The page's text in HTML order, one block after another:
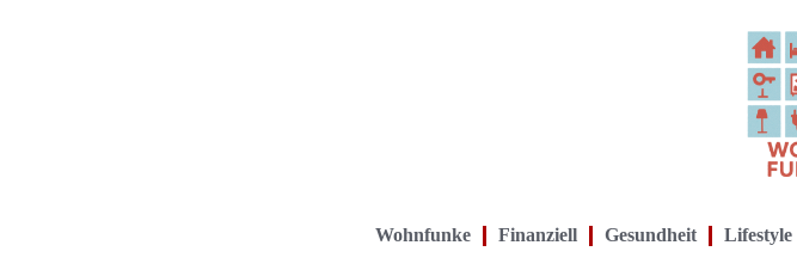
Wohnfunke Finanziell Gesundheit Lifestyle